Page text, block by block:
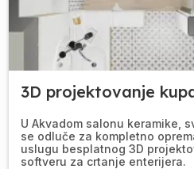
3D projektovanje
U Akvadom salonu keramike,
se odluče za kompletno
uslugu besplatnog 3D
softveru za crtanje enterijera.